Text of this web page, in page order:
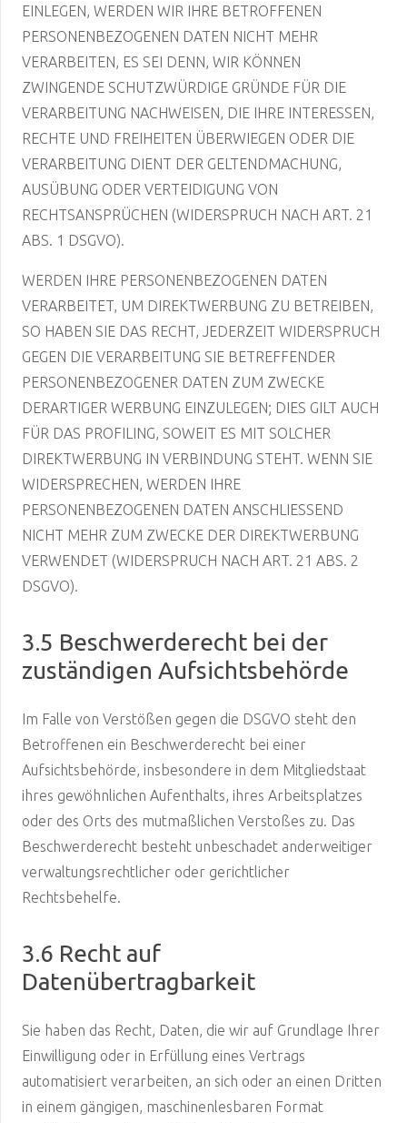
EINLEGEN, WERDEN WIR IHRE BETROFFENEN
PERSONENBEZOGENEN DATEN NICHT MEHR
VERARBEITEN, ES SEI DENN, WIR KÖNNEN
ZWINGENDE SCHUTZWÜRDIGE GRÜNDE FÜR DIE
VERARBEITUNG NACHWEISEN, DIE IHRE INTERESSEN,
RECHTE UND FREIHEITEN ÜBERWIEGEN ODER DIE
VERARBEITUNG DIENT DER GELTENDMACHUNG,
AUSÜBUNG ODER VERTEIDIGUNG VON
RECHTSANSPRÜCHEN (WIDERSPRUCH NACH ART. 21
ABS. 1 DSGVO).
WERDEN IHRE PERSONENBEZOGENEN DATEN
VERARBEITET, UM DIREKTWERBUNG ZU BETREIBEN,
SO HABEN SIE DAS RECHT, JEDERZEIT WIDERSPRUCH
GEGEN DIE VERARBEITUNG SIE BETREFFENDER
PERSONENBEZOGENER DATEN ZUM ZWECKE
DERARTIGER WERBUNG EINZULEGEN; DIES GILT AUCH
FÜR DAS PROFILING, SOWEIT ES MIT SOLCHER
DIREKTWERBUNG IN VERBINDUNG STEHT. WENN SIE
WIDERSPRECHEN, WERDEN IHRE
PERSONENBEZOGENEN DATEN ANSCHLIESSEND
NICHT MEHR ZUM ZWECKE DER DIREKTWERBUNG
VERWENDET (WIDERSPRUCH NACH ART. 21 ABS. 2
DSGVO).
3.5 Beschwerderecht bei der
zuständigen Aufsichtsbehörde
Im Falle von Verstößen gegen die DSGVO steht den
Betroffenen ein Beschwerderecht bei einer
Aufsichtsbehörde, insbesondere in dem Mitgliedstaat
ihres gewöhnlichen Aufenthalts, ihres Arbeitsplatzes
oder des Orts des mutmaßlichen Verstoßes zu. Das
Beschwerderecht besteht unbeschadet anderweitiger
verwaltungsrechtlicher oder gerichtlicher
Rechtsbehelfe.
3.6 Recht auf
Datenübertragbarkeit
Sie haben das Recht, Daten, die wir auf Grundlage Ihrer
Einwilligung oder in Erfüllung eines Vertrags
automatisiert verarbeiten, an sich oder an einen Dritten
in einem gängigen, maschinenlesbaren Format